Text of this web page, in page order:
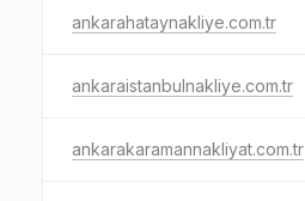
ankarahataynakliye.com.tr
ankaraistanbulnakliye.com.tr
ankarakaramannakliyat.com.tr